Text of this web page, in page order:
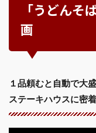
「うどんそ
画
１品頼むと自動で大
ステーキハウスに密